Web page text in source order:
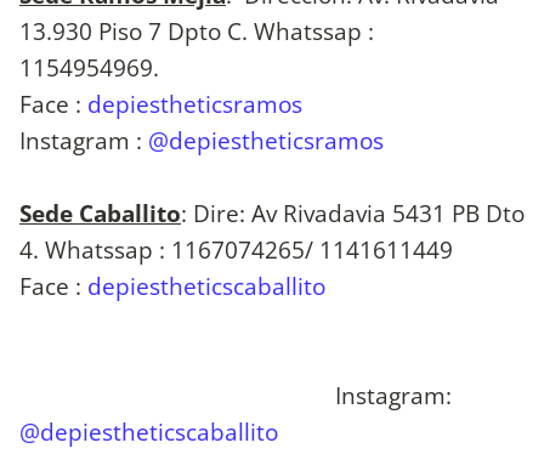
13.930 Piso 7 Dpto C. Whatssap :
1154954969.
Face : depiestheticsramos
Instagram : @depiestheticsramos
Sede Caballito: Dire: Av Rivadavia 5431 PB Dto
4. Whatssap : 1167074265/ 1141611449
Face : depiestheticscaballito
Instagram:
@depiestheticscaballito